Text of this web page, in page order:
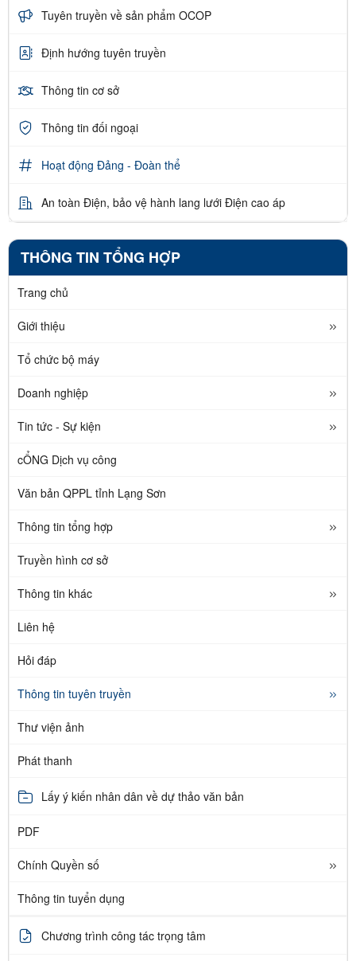
Tuyên truyền về sản phẩm OCOP
Định hướng tuyên truyền
Thông tin cơ sở
Thông tin đối ngoại
Hoạt động Đảng - Đoàn thể
An toàn Điện, bảo vệ hành lang lưới Điện cao áp
THÔNG TIN TỔNG HỢP
Trang chủ
Giới thiệu
Tổ chức bộ máy
Doanh nghiệp
Tin tức - Sự kiện
cỔNG Dịch vụ công
Văn bản QPPL tỉnh Lạng Sơn
Thông tin tổng hợp
Truyền hình cơ sở
Thông tin khác
Liên hệ
Hỏi đáp
Thông tin tuyên truyền
Thư viện ảnh
Phát thanh
Lấy ý kiến nhân dân về dự thảo văn bản
PDF
Chính Quyền số
Thông tin tuyển dụng
Chương trình công tác trọng tâm